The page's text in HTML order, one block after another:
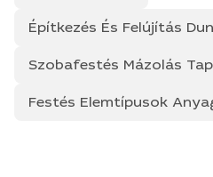
Építkezés És Felújítás
Szobafestés Mázolás
Festés Elemtípusok